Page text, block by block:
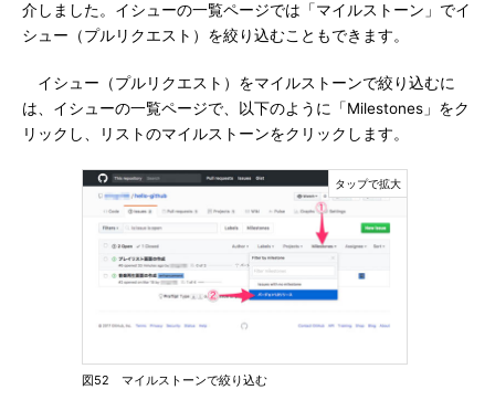
介しました。イシューの一覧ページでは「マイルストーン」でイ
シュー（プルリクエスト）を絞り込むこともできます。
イシュー（プルリクエスト）をマイルストーンで絞り込むに
は、イシューの一覧ページで、以下のように「Milestones」をク
リックし、リストのマイルストーンをクリックします。
図52 マイルストーンで絞り込む